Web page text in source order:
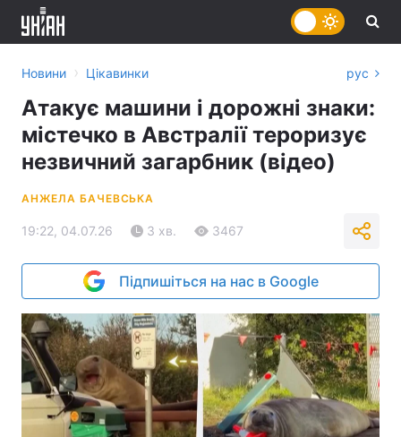
Новини › Цікавинки рус
Атакує машини і дорожні знаки:
містечко в Австралії тероризує
незвичний загарбник (відео)
АНЖЕЛА БАЧЕВСЬКА
19:22, 04.07.26 3 хв. 3467
Підпишіться на нас в Google